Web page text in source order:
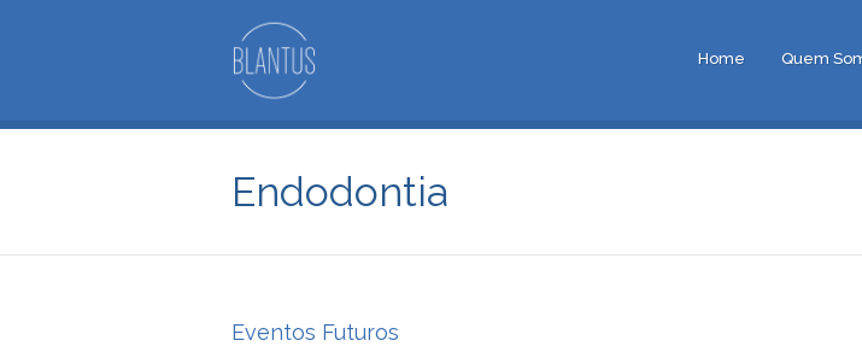
Home Quem
Endodontia
Eventos Futuros